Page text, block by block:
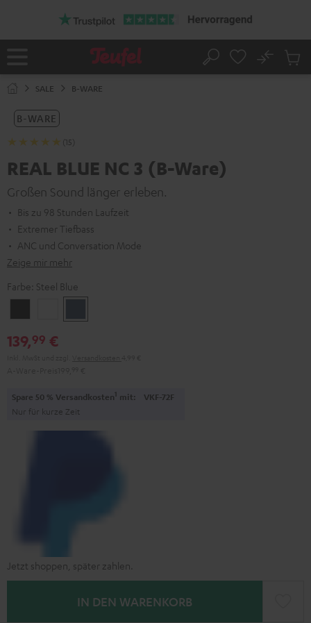
Startseite Suche
No
SALE B-WARE
B-WARE
(15)
REAL BLUE NC 3 (B-Ware)
Großen Sound länger erleben.
Bis zu 98 Stunden Laufzeit
Extremer Tiefbass
ANC und Conversation Mode
Zeige mir mehr
Farbe: Steel Blue
White Blue
139,99 €
Spare 50 % Versandkosten1 mit: VKF-72F
Nur für kurze Zeit
Jetzt shoppen, später zahlen.
IN DEN WARENKORB